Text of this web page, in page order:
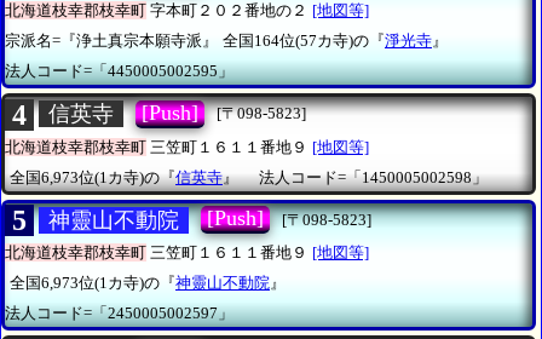
北海道枝幸郡枝幸町 字本町２０２番地の２ [地図等]
宗派名=『浄土真宗本願寺派』
全国164位(57カ寺)の『淨光寺』
法人コード=「4450005002595」
4 信英寺 [Push]
[〒098-5823]
北海道枝幸郡枝幸町 三笠町１６１１番地９ [地図等]
全国6,973位(1カ寺)の『信英寺』 法人コード=「1450005002598」
5 神靈山不動院 [Push]
[〒098-5823]
北海道枝幸郡枝幸町 三笠町１６１１番地９ [地図等]
全国6,973位(1カ寺)の『神靈山不動院』
法人コード=「2450005002597」